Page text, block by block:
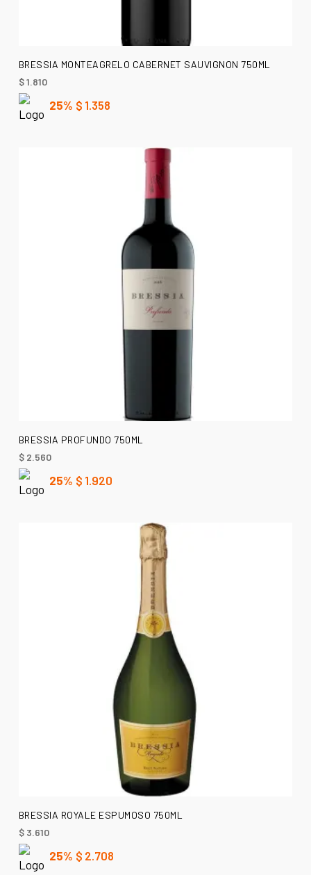
AÑADIR AL CARRITO
BRESSIA MONTEAGRELO CABERNET SAUVIGNON 750ML
$1.810
25% $ 1.358
AÑADIR AL CARRITO
BRESSIA PROFUNDO 750ML
$2.560
25% $ 1.920
AÑADIR AL CARRITO
BRESSIA ROYALE ESPUMOSO 750ML
$3.610
25% $ 2.708